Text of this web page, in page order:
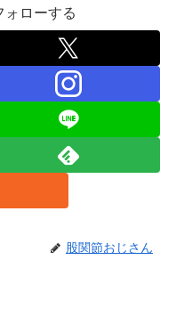
ォローする
股関節おじさん